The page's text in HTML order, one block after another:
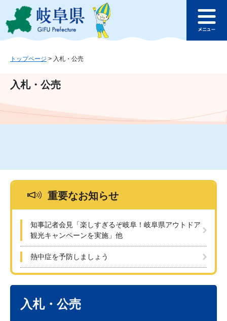
ジ
ュ
文
このページの本文へ
ュ
トップページ > 入札・公売
入札・公売
重要なお知らせ
知事記者会見「楽しすぎるぞ岐阜！岐阜県アウトドア
観光キャンペーンを実施」他
熱中症を予防しましょう
入札・公売